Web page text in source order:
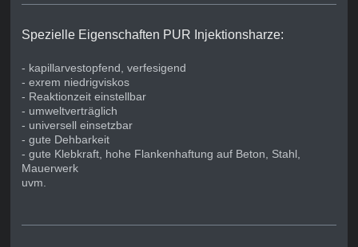
Spezielle Eigenschaften PUR Injektionsharze:
- kapillarvestopfend, verfesigend
- exrem niedrigviskos
- Reaktionzeit einstellbar
- umweltverträglich
- universell einsetzbar
- gute Dehbarkeit
- gute Klebkraft, hohe Flankenhaftung auf Beton, Stahl,
Mauerwerk
uvm.